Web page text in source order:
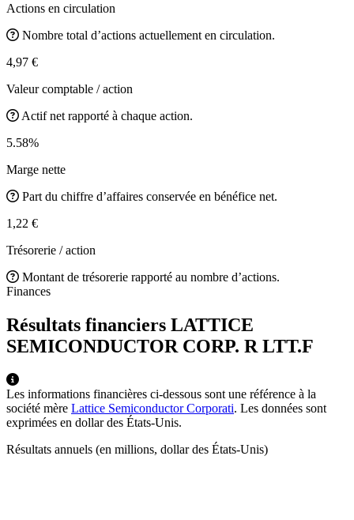
Actions en circulation
Nombre total d’actions actuellement en circulation.
4,97 €
Valeur comptable / action
Actif net rapporté à chaque action.
5.58%
Marge nette
Part du chiffre d’affaires conservée en bénéfice net.
1,22 €
Trésorerie / action
Montant de trésorerie rapporté au nombre d’actions.
Finances
Résultats financiers LATTICE
SEMICONDUCTOR CORP. R LTT.F
Les informations financières ci-dessous sont une référence à la
société mère Lattice Semiconductor Corporati. Les données sont
exprimées en dollar des États-Unis.
Résultats annuels (en millions, dollar des États-Unis)